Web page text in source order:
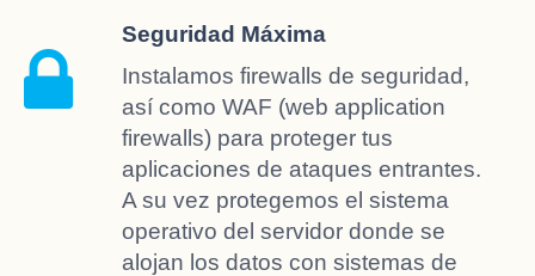
Seguridad Máxima
Instalamos firewalls de seguridad,
así como WAF (web application
firewalls) para proteger tus
aplicaciones de ataques entrantes.
A su vez protegemos el sistema
operativo del servidor donde se
alojan los datos con sistemas de